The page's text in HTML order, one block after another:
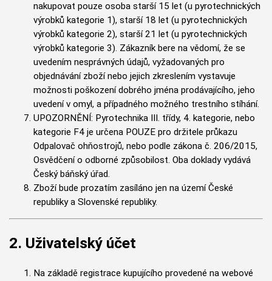
nakupovat pouze osoba starší 15 let (u pyrotechnických
výrobků kategorie 1), starší 18 let (u pyrotechnických
výrobků kategorie 2), starší 21 let (u pyrotechnických
výrobků kategorie 3). Zákazník bere na vědomí, že se
uvedením nesprávných údajů, vyžadovaných pro
objednávání zboží nebo jejich zkreslením vystavuje
možnosti poškození dobrého jména prodávajícího, jeho
uvedení v omyl, a případného možného trestního stíhání.
UPOZORNĚNÍ: Pyrotechnika III. třídy, 4. kategorie, nebo
kategorie F4 je určena POUZE pro držitele průkazu
Odpalovač ohňostrojů, nebo podle zákona č. 206/2015,
Osvědčení o odborné způsobilost. Oba doklady vydává
Český báňský úřad.
Zboží bude prozatím zasíláno jen na území České
republiky a Slovenské republiky.
2. Uživatelský účet
Na základě registrace kupujícího provedené na webové